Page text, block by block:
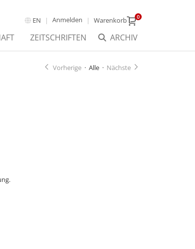
EN Anmelden Warenkorb 0
ARCHIV
ZEITSCHRIFTEN
Vorherige · Alle · Nächste